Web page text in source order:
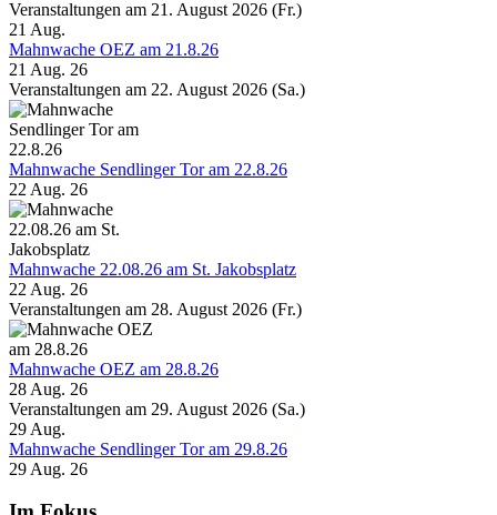
Veranstaltungen am 21. August 2026 (Fr.)
21 Aug.
Mahnwache OEZ am 21.8.26
21 Aug. 26
Veranstaltungen am 22. August 2026 (Sa.)
Mahnwache Sendlinger Tor am 22.8.26
22 Aug. 26
Mahnwache 22.08.26 am St. Jakobsplatz
22 Aug. 26
Veranstaltungen am 28. August 2026 (Fr.)
Mahnwache OEZ am 28.8.26
28 Aug. 26
Veranstaltungen am 29. August 2026 (Sa.)
29 Aug.
Mahnwache Sendlinger Tor am 29.8.26
29 Aug. 26